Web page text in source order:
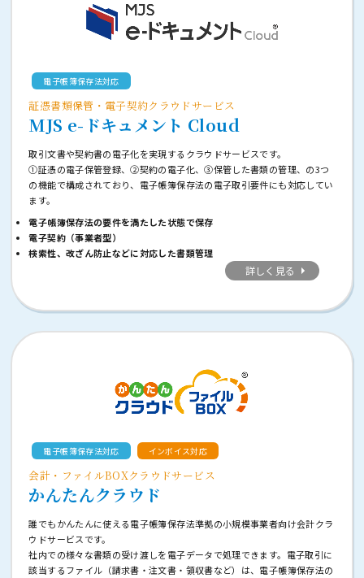
電子帳簿保存法対応
証憑書類保管・電子契約クラウドサービス
MJS e-ドキュメント Cloud
取引文書や契約書の電子化を実現するクラウドサービスです。
①証憑の電子保管登録、②契約の電子化、③保管した書類の管理、の3つ
の機能で構成されており、電子帳簿保存法の電子取引要件にも対応してい
ます。
電子帳簿保存法の要件を満たした状態で保存
電子契約（事業者型）
検索性、改ざん防止などに対応した書類管理
詳しく見る
電子帳簿保存法対応 インボイス対応
会計・ファイルBOXクラウドサービス
かんたんクラウド
誰でもかんたんに使える電子帳簿保存法準拠の小規模事業者向け会計クラ
ウドサービスです。
社内での様々な書類の受け渡しを電子データで処理できます。電子取引に
該当するファイル（請求書・注文書・領収書など）は、電子帳簿保存法の